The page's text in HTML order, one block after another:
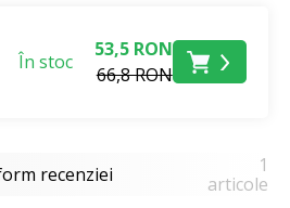
În stoc
53,5 RON
66,8 RON
recenziei
1
articole